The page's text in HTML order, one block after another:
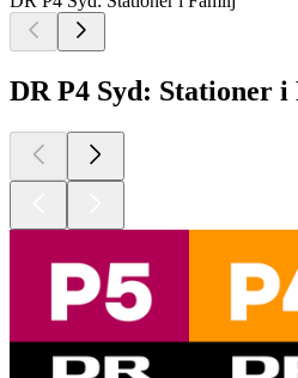
DR P4 Syd: Stationer